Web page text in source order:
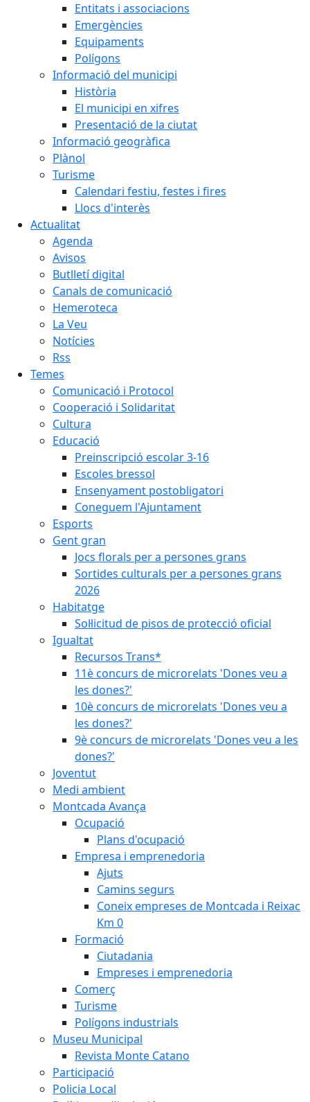
Entitats i associacions
Emergències
Equipaments
Polígons
Informació del municipi
Història
El municipi en xifres
Presentació de la ciutat
Informació geogràfica
Plànol
Turisme
Calendari festiu, festes i fires
Llocs d'interès
Actualitat
Agenda
Avisos
Butlletí digital
Canals de comunicació
Hemeroteca
La Veu
Notícies
Rss
Temes
Comunicació i Protocol
Cooperació i Solidaritat
Cultura
Educació
Preinscripció escolar 3-16
Escoles bressol
Ensenyament postobligatori
Coneguem l'Ajuntament
Esports
Gent gran
Jocs florals per a persones grans
Sortides culturals per a persones grans
2026
Habitatge
Sol·licitud de pisos de protecció oficial
Igualtat
Recursos Trans*
11è concurs de microrelats 'Dones veu a
les dones?'
10è concurs de microrelats 'Dones veu a
les dones?'
9è concurs de microrelats 'Dones veu a les
dones?'
Joventut
Medi ambient
Montcada Avança
Ocupació
Plans d'ocupació
Empresa i emprenedoria
Ajuts
Camins segurs
Coneix empreses de Montcada i Reixac
Km 0
Formació
Ciutadania
Empreses i emprenedoria
Comerç
Turisme
Polígons industrials
Museu Municipal
Revista Monte Catano
Participació
Policia Local